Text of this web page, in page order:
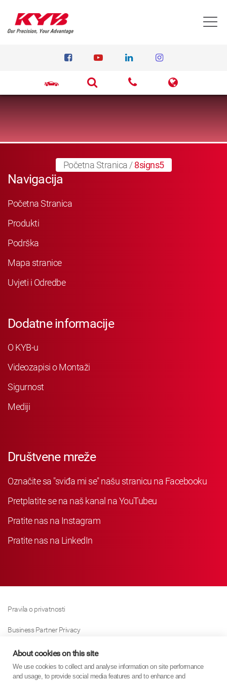
Početna Stranica /8signs5
Navigacija
Početna Stranica
Produkti
Podrška
Mapa stranice
Uvjeti i Odredbe
Dodatne informacije
O KYB-u
Videozapisi o Montaži
Sigurnost
Mediji
Društvene mreže
Označite sa "sviđa mi se" našu stranicu na Facebooku
Pretplatite se na naš kanal na YouTubeu
Pratite nas na Instagram
Pratite nas na LinkedIn
Pravila o privatnosti
Business Partner Privacy
Pravila O Kolačićima
Modern Slavery Act Policy
About cookies on this site
We use cookies to collect and analyse information on site performance
and usage, to provide social media features and to enhance and